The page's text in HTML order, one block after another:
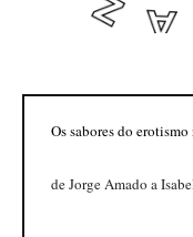
Os sabores do
de Jorge Amado a